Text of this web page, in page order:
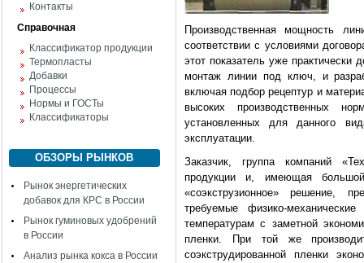
Контакты
Справочная
Классификатор продукции
Термопласты
Добавки
Процессы
Нормы и ГОСТы
Классификаторы
ОБЗОРЫ РЫНКОВ
Рынок энергетических
добавок для КРС в России
Рынок гуминовых удобрений
в России
Анализ рынка кокса в России
Производственная мощность
соответствии с условиями
этот показатель уже практически
монтаж линии под ключ, и
включая подбор рецептур и
высоких производственных
установленных для данного
эксплуатации.
Заказчик, группа компаний
продукции и, имеющая
«соэкструзионное» решение,
требуемые физико-
температурам с заметной
пленки. При той же
соэкструдированной пленки